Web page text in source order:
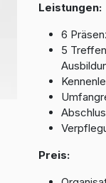
Leistungen:
6
5
Preis: